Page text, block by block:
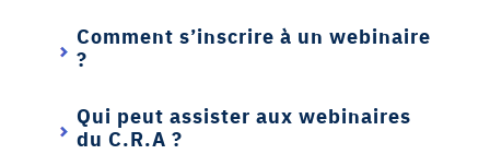
Comment s’inscrire à un webinaire
?
Qui peut assister aux webinaires
du C.R.A ?